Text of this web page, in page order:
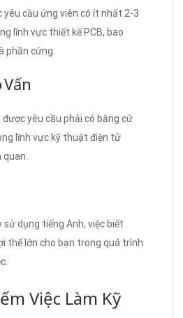
yêu cầu ứng viên có ít nhất 2-3
lĩnh vực thiết kế PCB, bao
phần cứng.
Vấn
yêu cầu phải có bằng cử
lĩnh vực kỹ thuật điện tử
sử dụng tiếng Anh, việc biết
thế lớn cho bạn trong quá trình
Việc Làm Kỹ